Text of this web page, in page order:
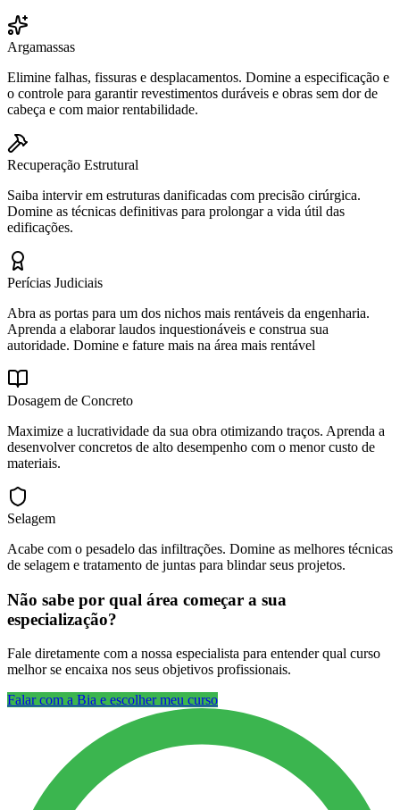
Argamassas
Elimine falhas, fissuras e desplacamentos. Domine a especificação e
o controle para garantir revestimentos duráveis e obras sem dor de
cabeça e com maior rentabilidade.
Recuperação Estrutural
Saiba intervir em estruturas danificadas com precisão cirúrgica.
Domine as técnicas definitivas para prolongar a vida útil das
edificações.
Perícias Judiciais
Abra as portas para um dos nichos mais rentáveis da engenharia.
Aprenda a elaborar laudos inquestionáveis e construa sua
autoridade. Domine e fature mais na área mais rentável
Dosagem de Concreto
Maximize a lucratividade da sua obra otimizando traços. Aprenda a
desenvolver concretos de alto desempenho com o menor custo de
materiais.
Selagem
Acabe com o pesadelo das infiltrações. Domine as melhores técnicas
de selagem e tratamento de juntas para blindar seus projetos.
Não sabe por qual área começar a sua
especialização?
Fale diretamente com a nossa especialista para entender qual curso
melhor se encaixa nos seus objetivos profissionais.
Falar com a Bia e escolher meu curso